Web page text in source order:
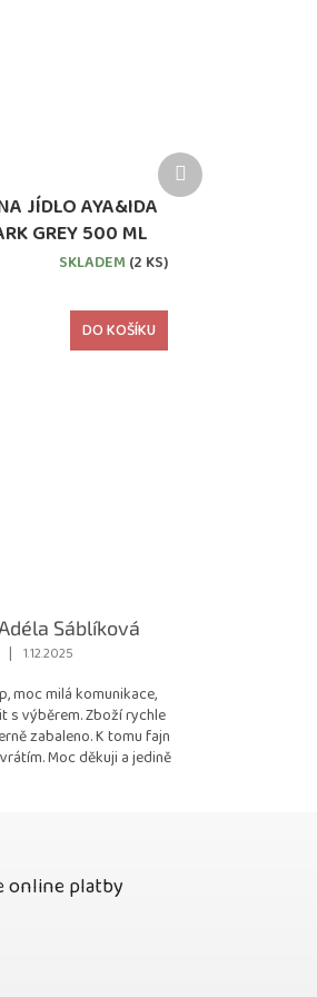
JÍDLO AYA&IDA
GREY 500 ML
SKLADEM (2 KS)
DO KOŠÍKU
Další
produkt
Sáblíková
Hodnocení obchodu je 5 z 5 hvězdiček.
| 1.12.2025
moc milá komunikace,
s výběrem. Zboží rychle
zabaleno. K tomu fajn
Moc děkuji a jedině
online platby